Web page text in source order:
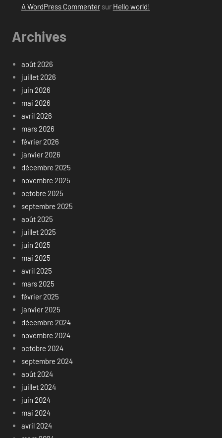
A WordPress Commentersur Hello world!
Archives
août 2026
juillet 2026
juin 2026
mai 2026
avril 2026
mars 2026
février 2026
janvier 2026
décembre 2025
novembre 2025
octobre 2025
septembre 2025
août 2025
juillet 2025
juin 2025
mai 2025
avril 2025
mars 2025
février 2025
janvier 2025
décembre 2024
novembre 2024
octobre 2024
septembre 2024
août 2024
juillet 2024
juin 2024
mai 2024
avril 2024